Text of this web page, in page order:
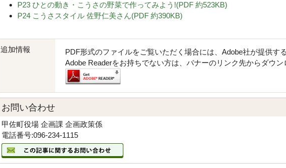
P23 ひとの動き・こうさの野菜で作ってみよう!(PDF 約523KB)
P24 こうさスタイル 佐野仁美さん(PDF 約390KB)
追加情報
PDF形式のファイルをご覧いただく場合には、Adobe社が提供す
Adobe Readerをお持ちでない方は、バナーのリンク先からダウン
お問い合わせ
甲佐町役場 企画課 企画政策係
電話番号:096-234-1115